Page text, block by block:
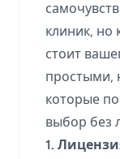
клиник, но
стоит
простыми,
которые
выбор без
1.